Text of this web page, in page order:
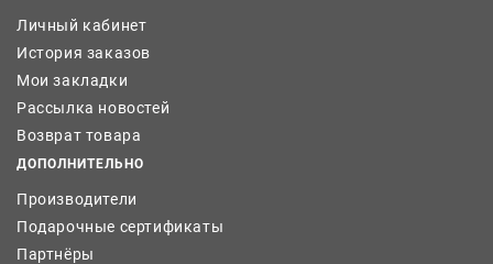
Личный кабинет
История заказов
Мои закладки
Рассылка новостей
Возврат товара
ДОПОЛНИТЕЛЬНО
Производители
Подарочные сертификаты
Партнёры